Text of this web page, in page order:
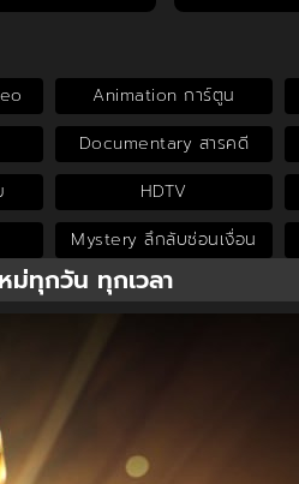
Animation การ์ตูน
Documentary สารคดี
HDTV
Mystery ลึกลับซ่อนเงื่อน
ทุกวัน ทุกเวลา